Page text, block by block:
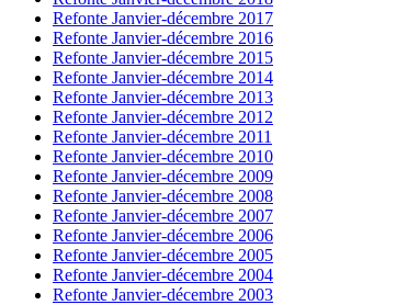
Refonte Janvier-décembre 2017
Refonte Janvier-décembre 2016
Refonte Janvier-décembre 2015
Refonte Janvier-décembre 2014
Refonte Janvier-décembre 2013
Refonte Janvier-décembre 2012
Refonte Janvier-décembre 2011
Refonte Janvier-décembre 2010
Refonte Janvier-décembre 2009
Refonte Janvier-décembre 2008
Refonte Janvier-décembre 2007
Refonte Janvier-décembre 2006
Refonte Janvier-décembre 2005
Refonte Janvier-décembre 2004
Refonte Janvier-décembre 2003